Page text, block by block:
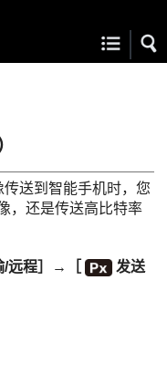
传送到智能手机时，您
，还是传送高比特率
/远程］ →
发送